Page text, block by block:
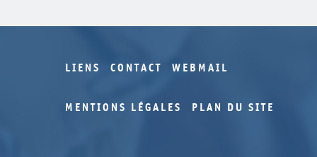
LIENS CONTACT WEBMAIL
MENTIONS LÉGALES PLAN DU SITE